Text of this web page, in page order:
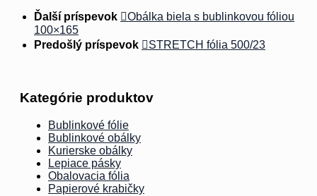
Ďalší príspevok
Obálka biela s bublinkovou fóliou
100×165
Predošlý príspevok
STRETCH fólia 500/23
Kategórie produktov
Bublinkové fólie
Bublinkové obálky
Kurierske obálky
Lepiace pásky
Obalovacia fólia
Papierové krabičky